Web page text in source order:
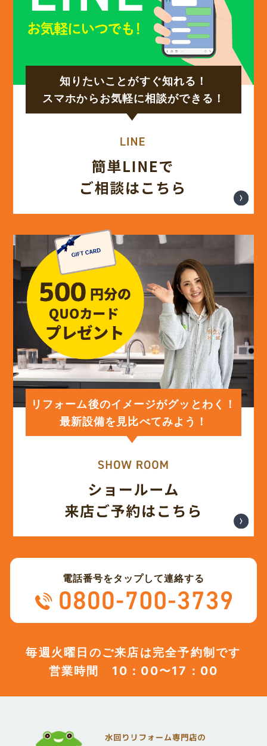
2024年11月 (14)
2024年9月 (17)
(17)
2024年5月 (13)
2024年4月
2024年3月 (12)
2024年2月 (12)
2024年1月 (12)
2023年12月 (12)
2023年10月 (12)
2023年8月 (12)
2023年6月 (12)
知りたいことがすぐ知れる！
スマホからお気軽に相談ができる！
リフォーム後のイメージがグッとわく！
最新設備を見比べてみよう！
電話番号をタップして連絡する
毎週火曜日のご来店は完全予約制です
営業時間 10：00〜17：00